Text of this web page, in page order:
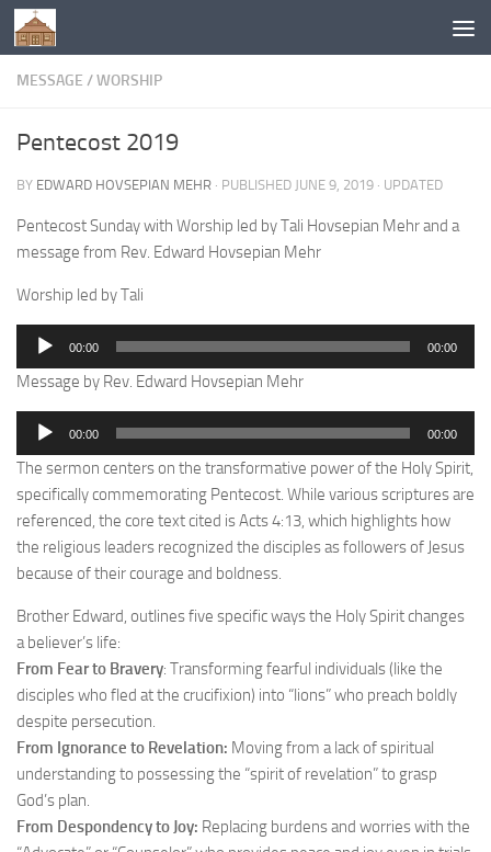
Below content
MESSAGE /WORSHIP
Pentecost 2019
BY EDWARD HOVSEPIAN MEHR · PUBLISHED JUNE 9, 2019 · UPDATED
Pentecost Sunday with Worship led by Tali Hovsepian Mehr and a
message from Rev. Edward Hovsepian Mehr
Worship led by Tali
Audio
00:00 00:00
Message by Rev. Edward Hovsepian Mehr
Audio
00:00 00:00
The sermon centers on the transformative power of the Holy Spirit,
specifically commemorating Pentecost. While various scriptures are
referenced, the core text cited is Acts 4:13, which highlights how
the religious leaders recognized the disciples as followers of Jesus
because of their courage and boldness.
Brother Edward, outlines five specific ways the Holy Spirit changes
a believer’s life:
From Fear to Bravery: Transforming fearful individuals (like the
disciples who fled at the crucifixion) into “lions” who preach boldly
despite persecution.
From Ignorance to Revelation: Moving from a lack of spiritual
understanding to possessing the “spirit of revelation” to grasp
God’s plan.
From Despondency to Joy: Replacing burdens and worries with the